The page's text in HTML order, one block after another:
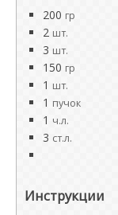
200 гр
2 шт.
3 шт.
150 гр
1 шт.
1 пучок
1 ч.л.
3 ст.л.
Инструкции